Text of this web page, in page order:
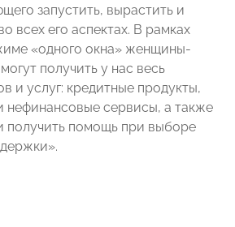
запустить, вырастить и
всех его аспектах. В рамках
«одного окна» женщины-
получить у нас весь
и услуг: кредитные продукты,
нефинансовые сервисы, а также
получить помощь при выборе